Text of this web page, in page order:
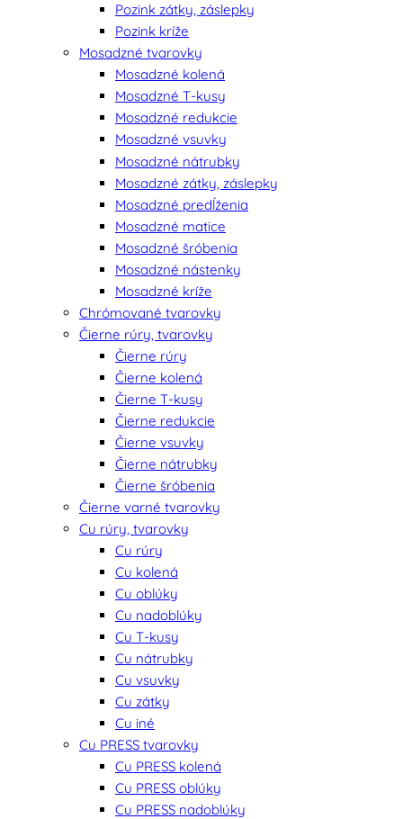
Pozink zátky, záslepky
Pozink kríže
Mosadzné tvarovky
Mosadzné kolená
Mosadzné T-kusy
Mosadzné redukcie
Mosadzné vsuvky
Mosadzné nátrubky
Mosadzné zátky, záslepky
Mosadzné predĺženia
Mosadzné matice
Mosadzné šróbenia
Mosadzné nástenky
Mosadzné kríže
Chrómované tvarovky
Čierne rúry, tvarovky
Čierne rúry
Čierne kolená
Čierne T-kusy
Čierne redukcie
Čierne vsuvky
Čierne nátrubky
Čierne šróbenia
Čierne varné tvarovky
Cu rúry, tvarovky
Cu rúry
Cu kolená
Cu oblúky
Cu nadoblúky
Cu T-kusy
Cu nátrubky
Cu vsuvky
Cu zátky
Cu iné
Cu PRESS tvarovky
Cu PRESS kolená
Cu PRESS oblúky
Cu PRESS nadoblúky